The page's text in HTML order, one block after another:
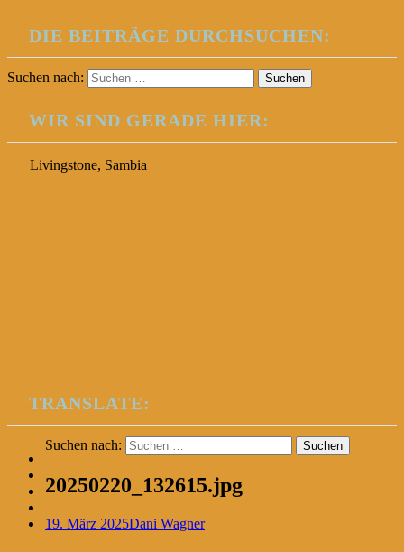
DIE BEITRÄGE DURCHSUCHEN:
Suchen nach:
WIR SIND GERADE HIER:
Livingstone, Sambia
TRANSLATE:
Suchen nach:
20250220_132615.jpg
19. März 2025Dani Wagner